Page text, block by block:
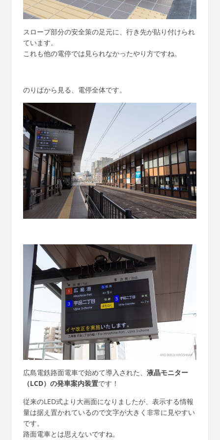
スロープ部分の安全策の足元に、行き先が貼り付けられ
ています。
これも他の電停では見られなかったやり方ですね。
のりばから見る、電停全体です。
広島電鉄路面電車で始めて導入された、 液晶モニター
（LCD）の発車案内装置です！
従来のLED式より大画面になりましたが、表示する情報
量は据え置かれているので文字が大きく非常に見やすい
です。
路面電車とは思えないですね。